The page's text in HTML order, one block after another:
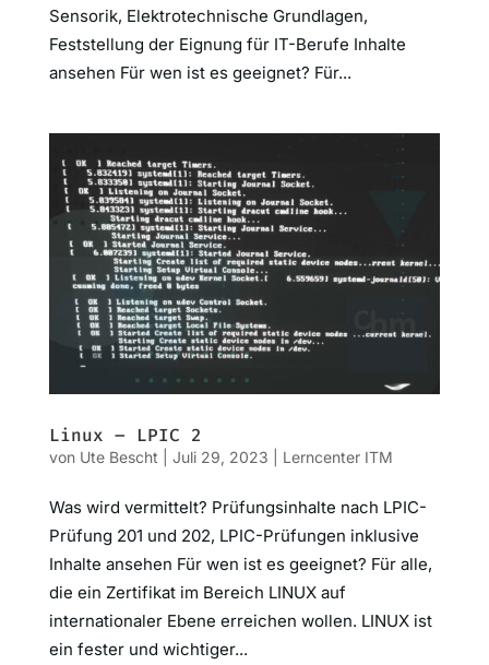
Sensorik, Elektrotechnische Grundlagen,
Feststellung der Eignung für IT-Berufe Inhalte
ansehen Für wen ist es geeignet? Für...
Linux – LPIC 2
von Ute Bescht Juli 29, 2023 Lerncenter ITM
Was wird vermittelt? Prüfungsinhalte nach LPIC-
Prüfung 201 und 202, LPIC-Prüfungen inklusive
Inhalte ansehen Für wen ist es geeignet? Für alle,
die ein Zertifikat im Bereich LINUX auf
internationaler Ebene erreichen wollen. LINUX ist
ein fester und wichtiger...